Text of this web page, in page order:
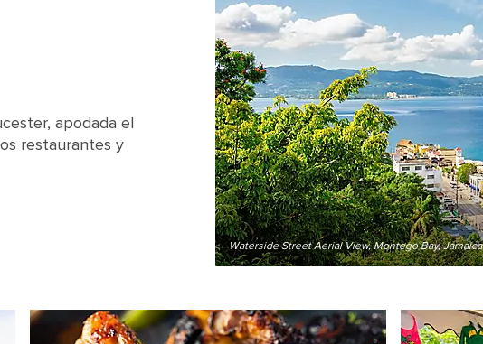
Waterside Street Aerial View, Montego Bay, Jamaica
apodada el
restaurantes y